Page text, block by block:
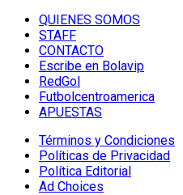
QUIENES SOMOS
STAFF
CONTACTO
Escribe en Bolavip
RedGol
Futbolcentroamerica
APUESTAS
Términos y Condiciones
Políticas de Privacidad
Política Editorial
Ad Choices